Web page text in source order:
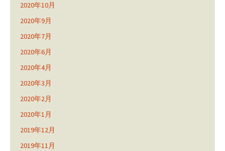
2020年10月
2020年9月
2020年7月
2020年6月
2020年4月
2020年3月
2020年2月
2020年1月
2019年12月
2019年11月